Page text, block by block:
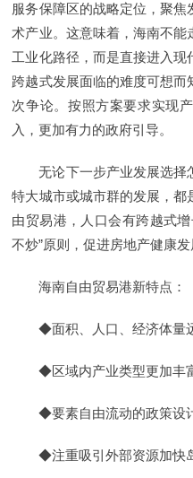
服务保障区的战略定位，聚
术产业。这意味着，海南不能
工业化路径，而是直接进入
跨越式发展面临的难度可想
次争论。按照方案要求实现
入，更加有力的政府引导。
无论下一步产业发展选择
特大城市或城市群的发展，都
由贸易港，人口会有跨越式
不炒”原则，促进房地产健康发
海南自由贸易港新特点：
◆面积、人口、经济体量
◆区域内产业类型更加丰
◆要素自由流动的政策设
◆注重吸引外部资源加快